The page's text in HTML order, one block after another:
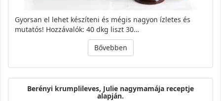
Gyorsan el lehet készíteni és mégis nagyon ízletes és
mutatós! Hozzávalók: 40 dkg liszt 30…
Bővebben
Berényi krumplileves, Julie nagymamája receptje
alapján.